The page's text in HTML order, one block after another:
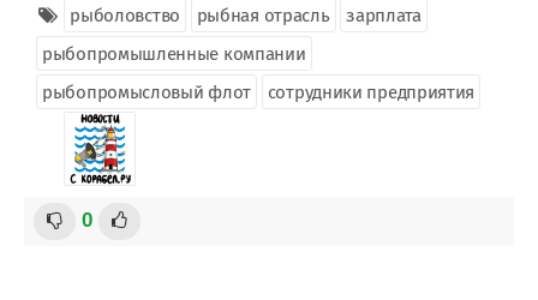
рыболовство
рыбная отрасль
зарплата
рыбопромышленные компании
рыбопромысловый флот
сотрудники предприятия
0